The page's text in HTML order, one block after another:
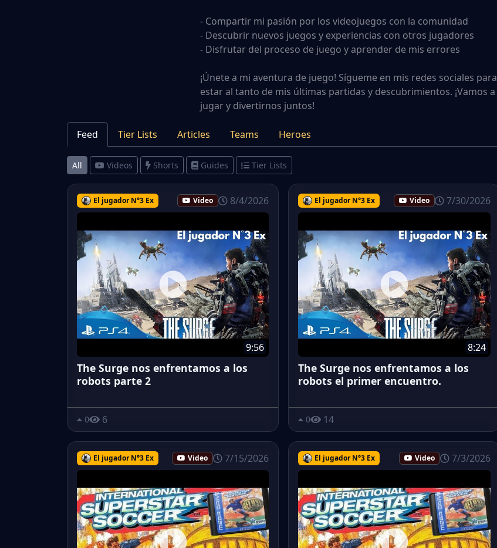
- Compartir mi pasión por los videojuegos con la comunidad
- Descubrir nuevos juegos y experiencias con otros jugadores
- Disfrutar del proceso de juego y aprender de mis errores
¡Únete a mi aventura de juego! Sígueme en mis redes sociales para
estar al tanto de mis últimas partidas y descubrimientos. ¡Vamos a
jugar y divertirnos juntos!
Feed Tier Lists Articles Teams Heroes
All Videos Shorts Guides Tier Lists
El jugador N°3 Ex Video 8/4/2026
9:56
The Surge nos enfrentamos a los
robots parte 2
0 6
El jugador N°3 Ex Video 7/30/2026
8:24
The Surge nos enfrentamos a los
robots el primer encuentro.
0 14
El jugador N°3 Ex Video 7/15/2026 El jugador N°3 Ex Video 7/3/2026